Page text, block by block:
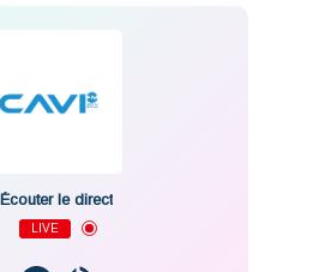
Écouter le direct
LIVE